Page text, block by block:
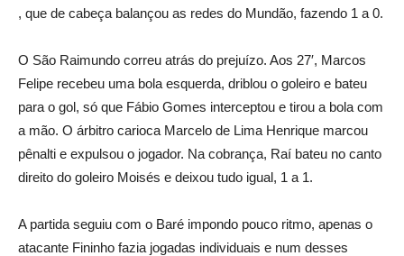
, que de cabeça balançou as redes do Mundão, fazendo 1 a 0.
O São Raimundo correu atrás do prejuízo. Aos 27′, Marcos
Felipe recebeu uma bola esquerda, driblou o goleiro e bateu
para o gol, só que Fábio Gomes interceptou e tirou a bola com
a mão. O árbitro carioca Marcelo de Lima Henrique marcou
pênalti e expulsou o jogador. Na cobrança, Raí bateu no canto
direito do goleiro Moisés e deixou tudo igual, 1 a 1.
A partida seguiu com o Baré impondo pouco ritmo, apenas o
atacante Fininho fazia jogadas individuais e num desses